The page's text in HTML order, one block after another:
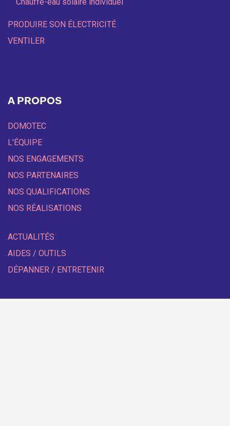
PRODUIRE SON ÉLECTRICITÉ
VENTILER
A PROPOS
DOMOTEC
L'ÉQUIPE
NOS ENGAGEMENTS
NOS PARTENAIRES
NOS QUALIFICATIONS
NOS RÉALISATIONS
ACTUALITÉS
AIDES / OUTILS
DÉPANNER / ENTRETENIR